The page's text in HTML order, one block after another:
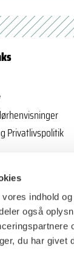
indhold
også
du har
Privatlivspolitik